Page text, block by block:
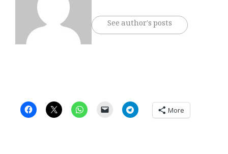
See author's posts
More